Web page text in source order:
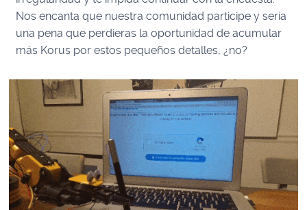
Nos encanta que nuestra comunidad participe y sería
una pena que perdieras la oportunidad de acumular
más Korus por estos pequeños detalles, ¿no?